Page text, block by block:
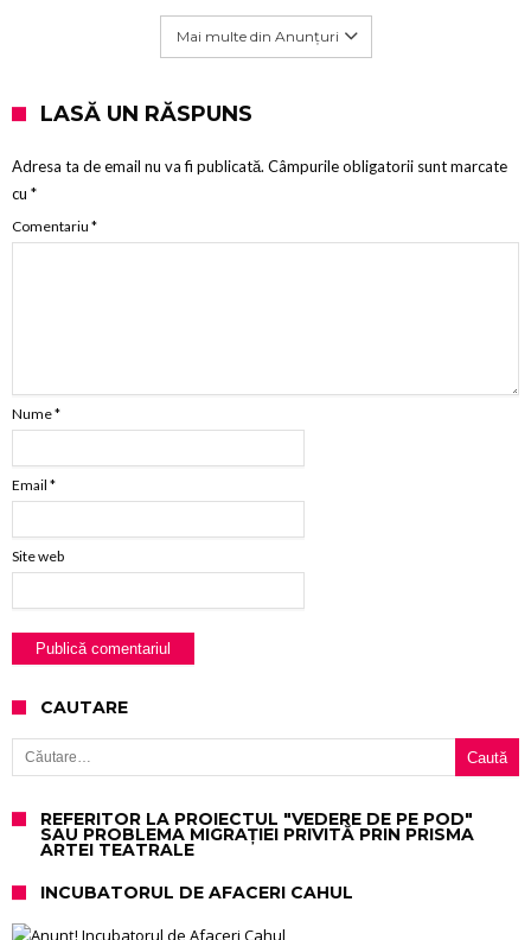
Mai multe din Anunțuri
LASĂ UN RĂSPUNS
Adresa ta de email nu va fi publicată. Câmpurile obligatorii sunt marcate
cu *
Comentariu *
Nume*
Email *
Site web
CAUTARE
Caută după:
REFERITOR LA PROIECTUL "VEDERE DE PE POD"
SAU PROBLEMA MIGRAȚIEI PRIVITĂ PRIN PRISMA
ARTEI TEATRALE
INCUBATORUL DE AFACERI CAHUL